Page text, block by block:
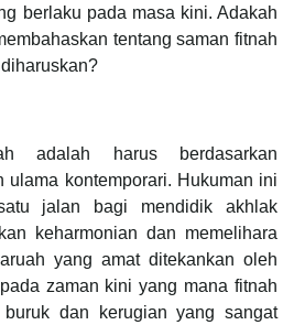
berlaku pada masa kini. Adakah
tentang saman fitnah
adalah harus berdasarkan
ulama kontemporari. Hukuman ini
jalan bagi mendidik akhlak
keharmonian dan memelihara
yang amat ditekankan oleh
zaman kini yang mana fitnah
dan kerugian yang sangat